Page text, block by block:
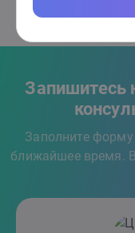
Запишитесь
Заполните
ближайшее время.